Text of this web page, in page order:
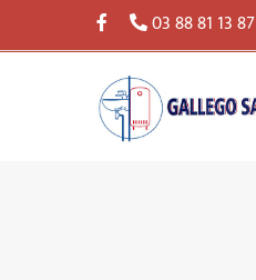
03 88 81 13 87